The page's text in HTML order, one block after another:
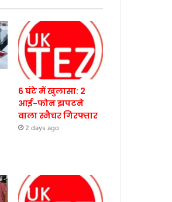
6 घंटे में खुलासा: 2
आई-फोन झपटने
वाला स्नैचर गिरफ्तार
2 days ago